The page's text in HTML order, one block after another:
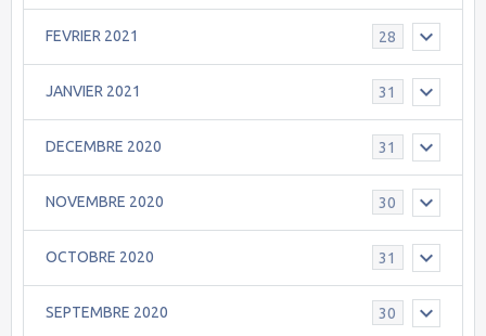
FEVRIER 2021 28
JANVIER 2021 31
DECEMBRE 2020 31
NOVEMBRE 2020 30
OCTOBRE 2020 31
SEPTEMBRE 2020 30